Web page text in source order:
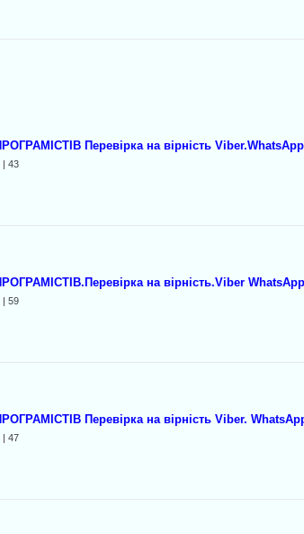
Перевірка на вірність
| 43
на вірність.Viber
| 59
Перевірка на вірність Viber.
| 47